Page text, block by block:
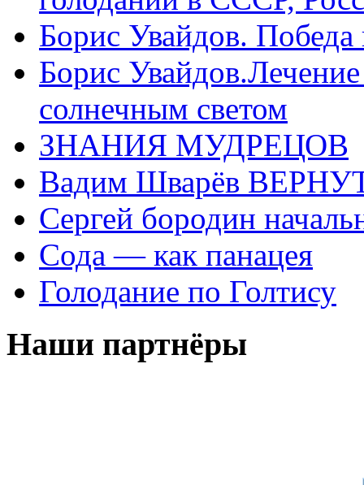
Борис Увайдов.
Борис
солнечным светом
ЗНАНИЯ МУДРЕЦОВ
Вадим Шварёв
Сергей бородин
Сода — как панацея
Голодание по Голтису
Наши партнёры